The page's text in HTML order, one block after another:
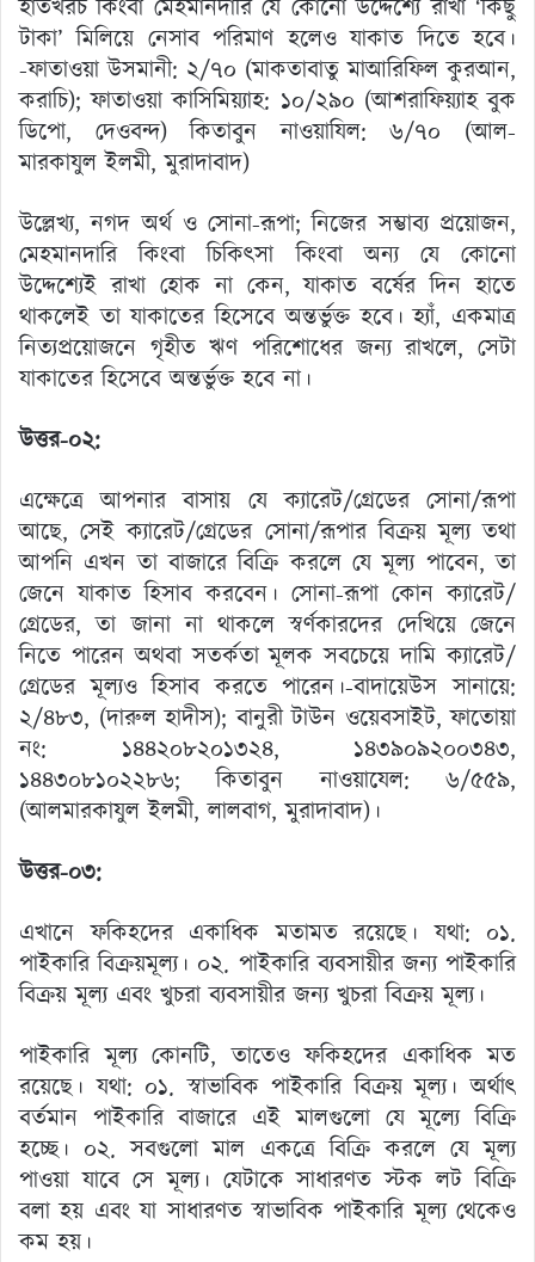
হাতখরচ কিংবা মেহমানদারি যে কোনো উদ্দেশ্যে রাখা ‘কিছু
টাকা’ মিলিয়ে নেসাব পরিমাণ হলেও যাকাত দিতে হবে।
-ফাতাওয়া উসমানী: ২/৭০ (মাকতাবাতু মাআরিফিল কুরআন,
করাচি); ফাতাওয়া কাসিমিয়্যাহ: ১০/২৯০ (আশরাফিয়্যাহ বুক
ডিপো, দেওবন্দ) কিতাবুন নাওয়াযিল: ৬/৭০ (আল-
মারকাযুল ইলমী, মুরাদাবাদ)
উল্লেখ্য, নগদ অর্থ ও সোনা-রূপা; নিজের সম্ভাব্য প্রয়োজন,
মেহমানদারি কিংবা চিকিৎসা কিংবা অন্য যে কোনো
উদ্দেশ্যেই রাখা হোক না কেন, যাকাত বর্ষের দিন হাতে
থাকলেই তা যাকাতের হিসেবে অন্তর্ভুক্ত হবে। হ্যাঁ, একমাত্র
নিত্যপ্রয়োজনে গৃহীত ঋণ পরিশোধের জন্য রাখলে, সেটা
যাকাতের হিসেবে অন্তর্ভুক্ত হবে না।
উত্তর-০২:
এক্ষেত্রে আপনার বাসায় যে ক্যারেট/গ্রেডের সোনা/রূপা
আছে, সেই ক্যারেট/গ্রেডের সোনা/রূপার বিক্রয় মূল্য তথা
আপনি এখন তা বাজারে বিক্রি করলে যে মূল্য পাবেন, তা
জেনে যাকাত হিসাব করবেন। সোনা-রূপা কোন ক্যারেট/
গ্রেডের, তা জানা না থাকলে স্বর্ণকারদের দেখিয়ে জেনে
নিতে পারেন অথবা সতর্কতা মূলক সবচেয়ে দামি ক্যারেট/
গ্রেডের মূল্যও হিসাব করতে পারেন।-বাদায়েউস সানায়ে:
২/৪৮৩, (দারুল হাদীস); বানুরী টাউন ওয়েবসাইট, ফাতোয়া
নং: ১৪৪২০৮২০১৩২৪, ১৪৩৯০৯২০০৩৪৩,
১৪৪৩০৮১০২২৮৬; কিতাবুন নাওয়াযেল: ৬/৫৫৯,
(আলমারকাযুল ইলমী, লালবাগ, মুরাদাবাদ)।
উত্তর-০৩:
এখানে ফকিহদের একাধিক মতামত রয়েছে। যথা: ০১.
পাইকারি বিক্রয়মূল্য। ০২. পাইকারি ব্যবসায়ীর জন্য পাইকারি
বিক্রয় মূল্য এবং খুচরা ব্যবসায়ীর জন্য খুচরা বিক্রয় মূল্য।
পাইকারি মূল্য কোনটি, তাতেও ফকিহদের একাধিক মত
রয়েছে। যথা: ০১. স্বাভাবিক পাইকারি বিক্রয় মূল্য। অর্থাৎ
বর্তমান পাইকারি বাজারে এই মালগুলো যে মূল্যে বিক্রি
হচ্ছে। ০২. সবগুলো মাল একত্রে বিক্রি করলে যে মূল্য
পাওয়া যাবে সে মূল্য। যেটাকে সাধারণত স্টক লট বিক্রি
বলা হয় এবং যা সাধারণত স্বাভাবিক পাইকারি মূল্য থেকেও
কম হয়।